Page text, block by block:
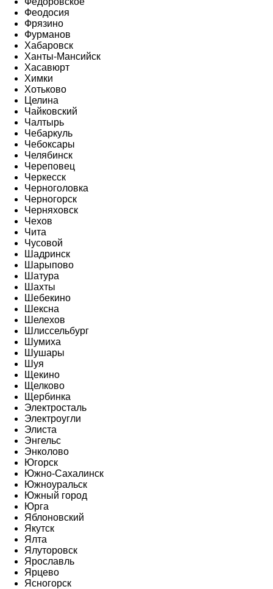
Феодосия
Фрязино
Фурманов
Хабаровск
Ханты-Мансийск
Хасавюрт
Химки
Хотьково
Целина
Чайковский
Чалтырь
Чебаркуль
Чебоксары
Челябинск
Череповец
Черкесск
Черноголовка
Черногорск
Черняховск
Чехов
Чита
Чусовой
Шадринск
Шарыпово
Шатура
Шахты
Шебекино
Шексна
Шелехов
Шлиссельбург
Шумиха
Шушары
Шуя
Щекино
Щелково
Щербинка
Электросталь
Электроугли
Элиста
Энгельс
Энколово
Югорск
Южно-Сахалинск
Южноуральск
Южный город
Юрга
Яблоновский
Якутск
Ялта
Ялуторовск
Ярославль
Ярцево
Ясногорск